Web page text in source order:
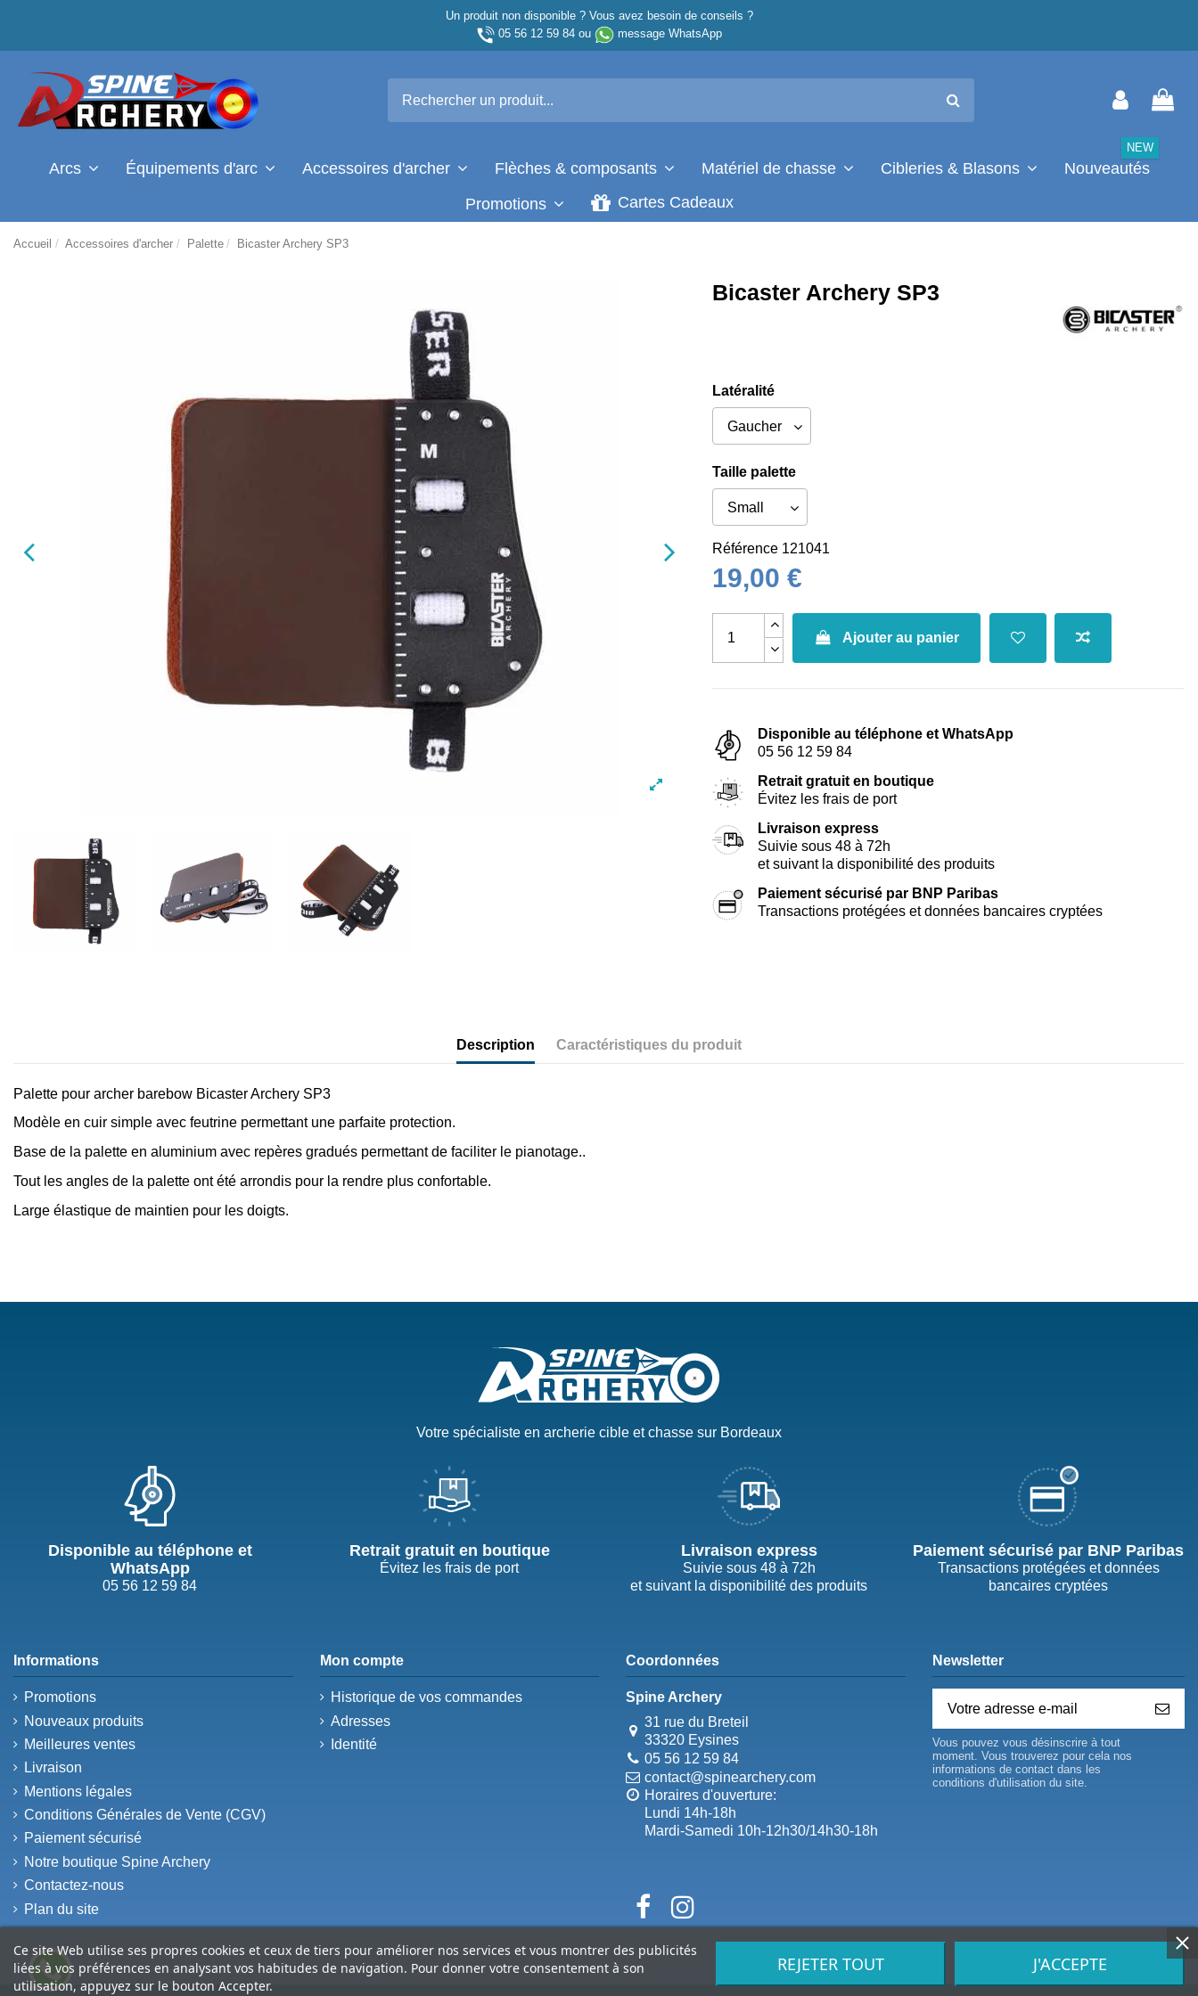
Un produit non disponible ? Vous avez besoin de conseils ?
05 56 12 59 84ou message WhatsApp
Arcs Équipements d'arc Accessoires d'archer Flèches & composants Matériel de chasse Cibleries & Blasons Nouveautés
NEW
Promotions Cartes Cadeaux
Accueil Accessoires d'archer Palette Bicaster Archery SP3
Bicaster Archery SP3
Latéralité
Taille palette
Référence 121041
19,00 €
Ajouter au panier
Disponible au téléphone et WhatsApp
05 56 12 59 84
Retrait gratuit en boutique
Évitez les frais de port
Livraison express
Suivie sous 48 à 72h
et suivant la disponibilité des produits
Paiement sécurisé par BNP Paribas
Transactions protégées et données bancaires cryptées
Description Caractéristiques du produit
Palette pour archer barebow Bicaster Archery SP3
Modèle en cuir simple avec feutrine permettant une parfaite protection.
Base de la palette en aluminium avec repères gradués permettant de faciliter le pianotage..
Tout les angles de la palette ont été arrondis pour la rendre plus confortable.
Large élastique de maintien pour les doigts.
Votre spécialiste en archerie cible et chasse sur Bordeaux
Disponible au téléphone et
WhatsApp
05 56 12 59 84
Retrait gratuit en boutique
Évitez les frais de port
Livraison express
Suivie sous 48 à 72h
et suivant la disponibilité des produits
Paiement sécurisé par BNP Paribas
Transactions protégées et données
bancaires cryptées
Informations
Promotions
Nouveaux produits
Meilleures ventes
Livraison
Mentions légales
Conditions Générales de Vente (CGV)
Paiement sécurisé
Notre boutique Spine Archery
Contactez-nous
Plan du site
Mon compte
Historique de vos commandes
Adresses
Identité
Coordonnées
Spine Archery
31 rue du Breteil
33320 Eysines
05 56 12 59 84
contact@spinearchery.com
Horaires d'ouverture:
Lundi 14h-18h
Mardi-Samedi 10h-12h30/14h30-18h
Ce site Web utilise ses propres cookies et ceux de tiers pour améliorer nos services et vous montrer des publicités
liées à vos préférences en analysant vos habitudes de navigation. Pour donner votre consentement à son
utilisation, appuyez sur le bouton Accepter.
REJETER TOUT J'ACCEPTE
Newsletter
Vous pouvez vous désinscrire à tout
moment. Vous trouverez pour cela nos
informations de contact dans les
conditions d'utilisation du site.